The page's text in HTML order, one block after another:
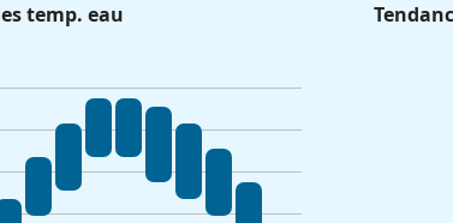
temp. eau